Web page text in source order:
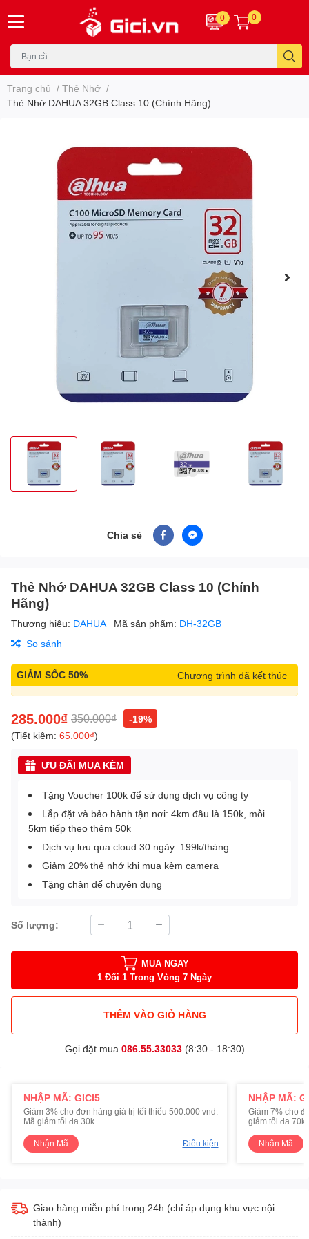
0 0
Trang chủ / Thẻ Nhớ /
Thẻ Nhớ DAHUA 32GB Class 10 (Chính Hãng)
Chia sẻ
Thẻ Nhớ DAHUA 32GB Class 10 (Chính
Hãng)
Thương hiệu: DAHUA Mã sản phẩm: DH-32GB
So sánh
GIẢM SỐC 50% Chương trình đã kết thúc
285.000₫ 350.000₫
-19%
(Tiết kiệm: 65.000₫)
ƯU ĐÃI MUA KÈM
Tặng Voucher 100k để sử dụng dịch vụ công ty
Lắp đặt và bảo hành tận nơi: 4km đầu là 150k, mỗi
5km tiếp theo thêm 50k
Dịch vụ lưu qua cloud 30 ngày: 199k/tháng
Giảm 20% thẻ nhớ khi mua kèm camera
Tặng chân đế chuyên dụng
Số lượng:
MUA NGAY
1 Đổi 1 Trong Vòng 7 Ngày
THÊM VÀO GIỎ HÀNG
Gọi đặt mua 086.55.33033(8:30 - 18:30)
NHẬP MÃ: GICI5
Giảm 3% cho đơn hàng giá trị tối thiểu 500.000 vnd.
Mã giảm tối đa 30k
Nhận Mã Điều kiện
NHẬP MÃ:
Giảm 7% cho
giảm tối đa 70k
Nhận Mã
Giao hàng miễn phí trong 24h (chỉ áp dụng khu vực nội
thành)